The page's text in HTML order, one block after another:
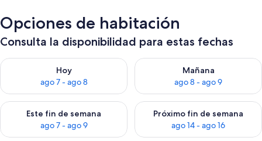
Opciones de habitación
Consulta la disponibilidad para estas fechas
Hoy
ago 7 - ago 8
Consulta la disponibilidad para hoy ago 7 - ago 8
Mañana
ago 8 - ago 9
Consulta la disponibilidad
Este fin de semana
ago 7 - ago 9
Consulta la disponibilidad para este fin de semana ago 7 -
Próximo fin de semana
ago 14 - ago 16
Consulta la disponibilidad